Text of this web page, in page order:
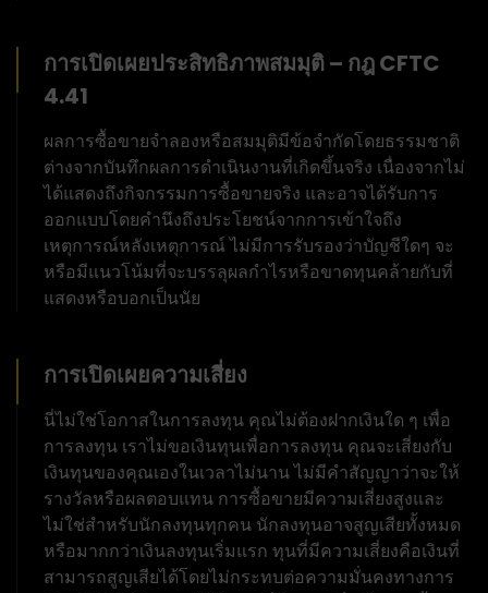
การเปิดเผยประสิทธิภาพสมมุติ – กฎ CFTC
4.41
ผลการซื้อขายจำลองหรือสมมุติมีข้อจำกัดโดยธรรมชาติ
ต่างจากบันทึกผลการดำเนินงานที่เกิดขึ้นจริง เนื่องจากไม่
ได้แสดงถึงกิจกรรมการซื้อขายจริง และอาจได้รับการ
ออกแบบโดยคำนึงถึงประโยชน์จากการเข้าใจถึง
เหตุการณ์หลังเหตุการณ์ ไม่มีการรับรองว่าบัญชีใดๆ จะ
หรือมีแนวโน้มที่จะบรรลุผลกำไรหรือขาดทุนคล้ายกับที่
แสดงหรือบอกเป็นนัย
การเปิดเผยความเสี่ยง
นี่ไม่ใช่โอกาสในการลงทุน คุณไม่ต้องฝากเงินใด ๆ เพื่อ
การลงทุน เราไม่ขอเงินทุนเพื่อการลงทุน คุณจะเสี่ยงกับ
เงินทุนของคุณเองในเวลาไม่นาน ไม่มีคำสัญญาว่าจะให้
รางวัลหรือผลตอบแทน การซื้อขายมีความเสี่ยงสูงและ
ไม่ใช่สำหรับนักลงทุนทุกคน นักลงทุนอาจสูญเสียทั้งหมด
หรือมากกว่าเงินลงทุนเริ่มแรก ทุนที่มีความเสี่ยงคือเงินที่
สามารถสูญเสียได้โดยไม่กระทบต่อความมั่นคงทางการ